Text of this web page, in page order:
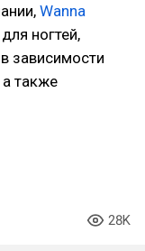
Wanna
ногтей,
зависимости
а также
28K